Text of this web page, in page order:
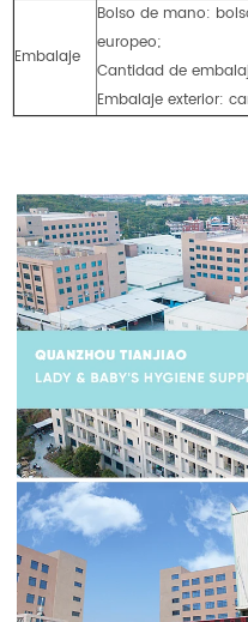
Embalaje
Bolso de mano:
europeo;
Cantidad de
Embalaje exterior: